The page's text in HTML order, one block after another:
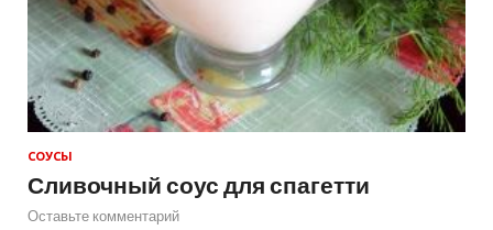
СОУСЫ
Сливочный соус для спагетти
Оставьте комментарий